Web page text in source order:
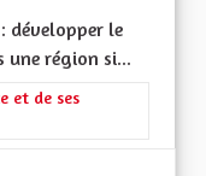
développer le
région si...
et de ses